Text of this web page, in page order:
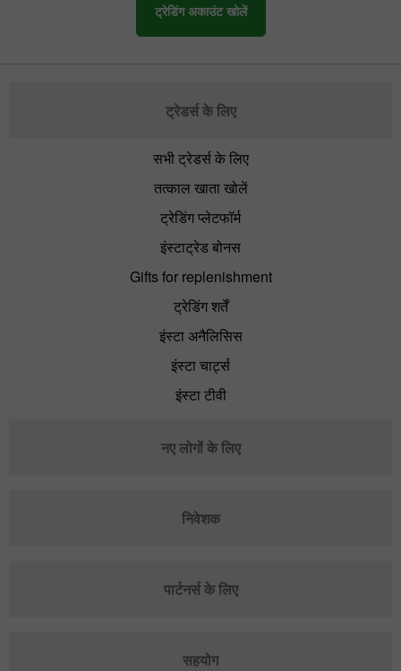
ट्रेडिंग अकाउंट खोलें
ट्रेडर्स के लिए
सभी ट्रेडर्स के लिए
तत्काल खाता खोलें
ट्रेडिंग प्लेटफॉर्म
इंस्टाट्रेड बोनस
Gifts for replenishment
ट्रेडिंग शर्तें
इंस्टा अनैलिसिस
इंस्टा चार्ट्स
इंस्टा टीवी
नए लोगों के लिए
निवेशक
पार्टनर्स के लिए
सहयोग